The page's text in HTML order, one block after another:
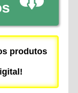
produtos